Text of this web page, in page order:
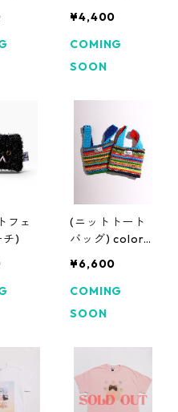
¥4,400
COMING
SOON
フェ
チ)
(ニットトート
バッグ) color
¥6,600
COMING
SOON